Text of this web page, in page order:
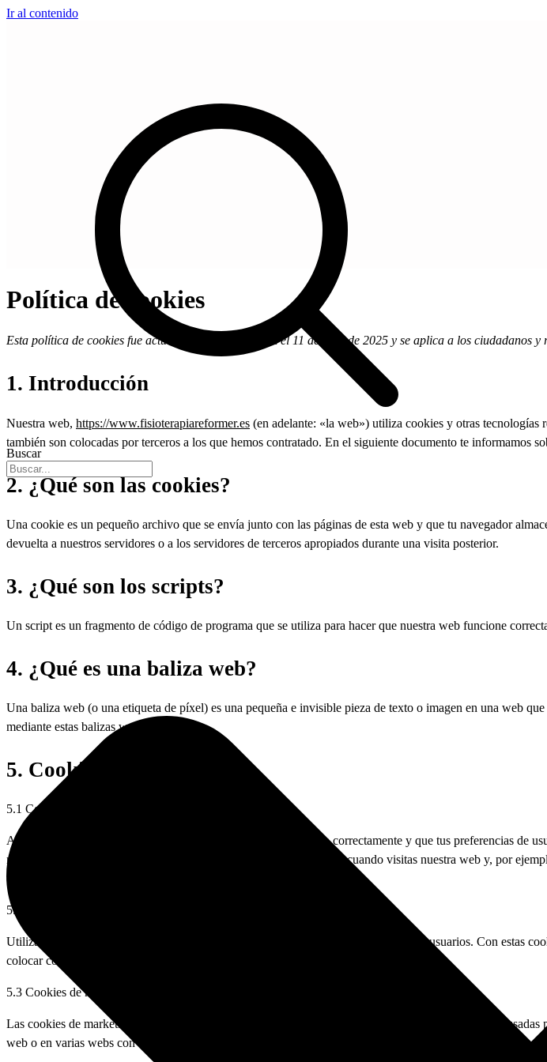
Ir al contenido
Buscar
Política de cookies
Esta política de cookies fue actualizada por última vez el 11 de julio de 2025 y se aplica a los ciudadanos
1. Introducción
Nuestra web, https://www.fisioterapiareformer.es (en adelante: «la web») utiliza cookies y otras tecnologías
también son colocadas por terceros a los que hemos contratado. En el siguiente documento te informamos
2. ¿Qué son las cookies?
Una cookie es un pequeño archivo que se envía junto con las páginas de esta web y que tu navegador
devuelta a nuestros servidores o a los servidores de terceros apropiados durante una visita posterior.
3. ¿Qué son los scripts?
Un script es un fragmento de código de programa que se utiliza para hacer que nuestra web funcione
4. ¿Qué es una baliza web?
Una baliza web (o una etiqueta de píxel) es una pequeña e invisible pieza de texto o imagen en una web
mediante estas balizas web.
5. Cookies
5.1 Cookies técnicas o funcionales
Algunas cookies aseguran que ciertas partes de la web funcionen correctamente y que tus preferencias de
manera, no necesitas introducir repetidamente la misma información cuando visitas nuestra web y, por
cookies sin tu consentimiento.
5.2 Cookies de estadísticas
Utilizamos cookies estadísticas para optimizar la experiencia de la web para nuestros usuarios. Con estas
colocar cookies de estadísticas.
5.3 Cookies de marketing/seguimiento
Las cookies de marketing/seguimiento son cookies, o cualquier otra forma de almacenamiento local,
web o en varias webs con fines de marketing similares.